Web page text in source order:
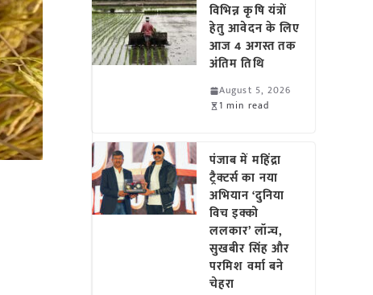
विभिन्न कृषि यंत्रों
हेतु आवेदन के लिए
आज 4 अगस्त तक
अंतिम तिथि
August 5, 2026
1 min read
पंजाब में महिंद्रा
ट्रैक्टर्स का नया
अभियान ‘दुनिया
विच इक्को
ललकार’ लॉन्च,
सुखबीर सिंह और
परमिश वर्मा बने
चेहरा